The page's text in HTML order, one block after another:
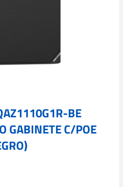
BE
GABINETE C/POE